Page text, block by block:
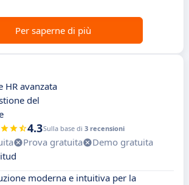
Per saperne di più
HR avanzata
del
4.3Sulla base di 3 recensioni
Prova gratuita
Demo gratuita
moderna e intuitiva per la